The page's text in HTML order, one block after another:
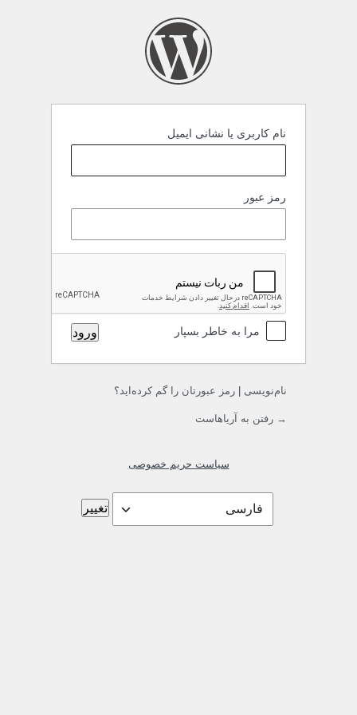
نام کاربری یا نشانی ایمیل
رمز عبور
مرا به خاطر بسپار
نام‌نویسی رمز عبورتان را گم کرده‌اید؟
→ رفتن به آریاهاست
سیاست حریم خصوصی
زبان